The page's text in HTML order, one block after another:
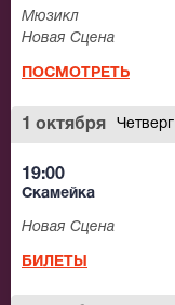
Мюзикл
Новая Сцена
ПОСМОТРЕТЬ
1 октября Четверг
19:00
Скамейка
Новая Сцена
БИЛЕТЫ